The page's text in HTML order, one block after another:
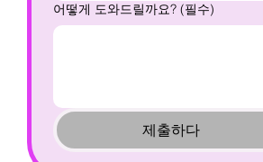
어떻게 도와드릴까요? (필수)
제출하다